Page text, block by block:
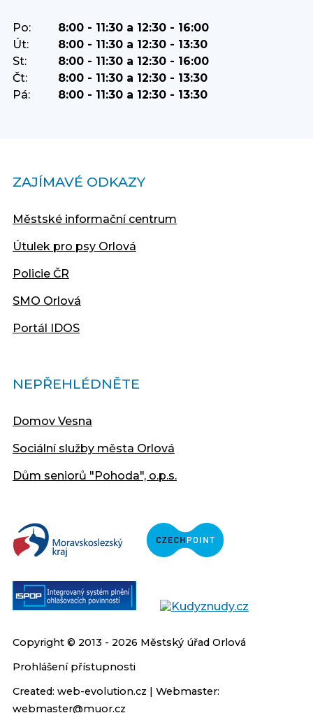
Po:
8:00 - 11:30 a 12:30 - 16:00
Út:
8:00 - 11:30 a 12:30 - 13:30
St:
8:00 - 11:30 a 12:30 - 16:00
Čt:
8:00 - 11:30 a 12:30 - 13:30
Pá:
8:00 - 11:30 a 12:30 - 13:30
ZAJÍMAVÉ ODKAZY
Městské informační centrum
Útulek pro psy Orlová
Policie ČR
SMO Orlová
Portál IDOS
NEPŘEHLÉDNĚTE
Domov Vesna
Sociální služby města Orlová
Dům seniorů "Pohoda", o.p.s.
Copyright © 2013 - 2026 Městský úřad Orlová
Prohlášení přístupnosti
Created: web-evolution.cz | Webmaster:
webmaster@muor.cz